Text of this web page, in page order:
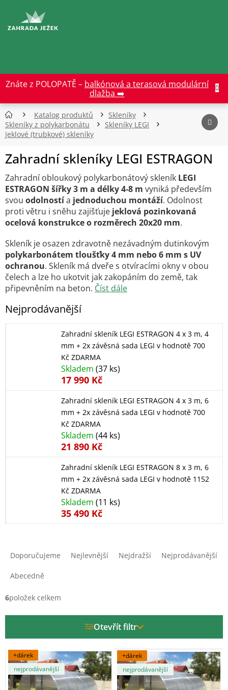
obsah
Znáte z POLOPATĚ – balkónová a terasová modulární
dlažba ➡️
Katalog produktů
Skleníky
Skleníky z polykarbonátu
Skleníky LEGI
Jeklové (trubkové) skleníky
Zahradní skleníky LEGI ESTRAGON
Zahradní obloukový polykarbonátový skleník LEGI
ESTRAGON šířky 3 m a délky 4-8 m vyniká především
svou odolnostía jednoduchou montáží. Odolnost
proti větru i sněhu zajišťuje jeklová pozinkovaná
ocelová konstrukce o rozměrech 20x20 mm.
Skleník je osazen zdravotně nezávadným dutinkovým
polykarbonátem tloušťky 4 mm nebo 6 mm s UV
ochranou. Skleník má dveře s otvíracími okny v obou
čelech a lze ho ukotvit jak zakopáním do země, tak
připevněním na beton. Číst dále
Nejprodávanější
Zahradní skleník LEGI ESTRAGON 4 x 3 m, 4
mm + 2x závěsná sada LEGI v hodnotě 700
Kč ZDARMA
Skladem (37 ks)
17 990 Kč
Zahradní skleník LEGI ESTRAGON 4 x 3 m, 6
mm + 2x závěsná sada LEGI v hodnotě 700
Kč ZDARMA
Skladem (44 ks)
21 890 Kč
Zahradní skleník LEGI ESTRAGON 8 x 3 m, 6
mm + 2x závěsná sada LEGI v hodnotě 1152
Kč ZDARMA
Skladem (11 ks)
35 490 Kč
í
d
u
k
Doporučujeme Nejlevnější Nejdražší Nejprodávanější
Abecedně
6položek celkem
Otevřít filtr
V
ý
p
+dárek
nejprodávanější
+dárek
nejprodávanější